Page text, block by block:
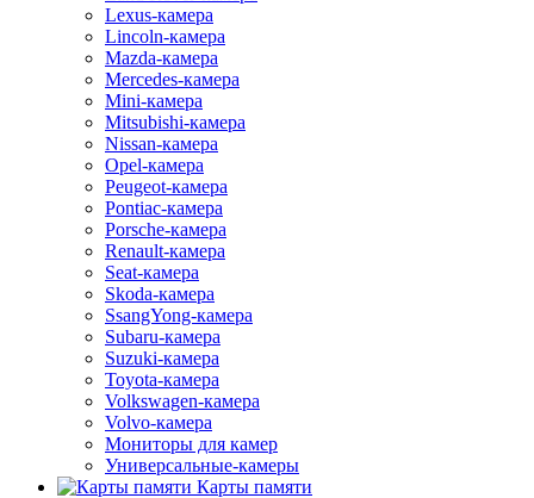
Lexus-камера
Lincoln-камера
Mazda-камера
Mercedes-камера
Mini-камера
Mitsubishi-камера
Nissan-камера
Opel-камера
Peugeot-камера
Pontiac-камера
Porsche-камера
Renault-камера
Seat-камера
Skoda-камера
SsangYong-камера
Subaru-камера
Suzuki-камера
Toyota-камера
Volkswagen-камера
Volvo-камера
Мониторы для камер
Универсальные-камеры
Карты памяти